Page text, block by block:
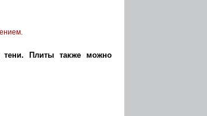
тени. Плиты также можно